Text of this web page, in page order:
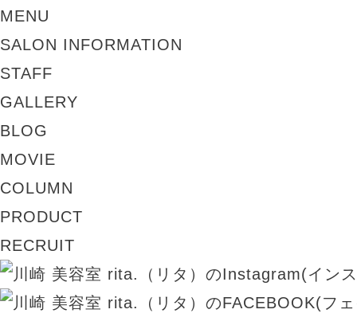
MENU
SALON INFORMATION
STAFF
GALLERY
BLOG
MOVIE
COLUMN
PRODUCT
RECRUIT